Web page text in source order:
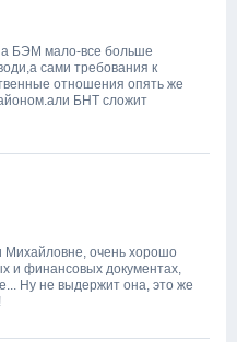
БЭМ мало-все больше
сами требования к
отношения опять же
БНТ сложит
очень хорошо
и финансовых документах,
Ну не выдержит она, это же